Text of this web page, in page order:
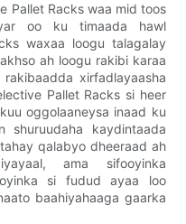
Pallet Racks waa mid toos
oo ku timaada hawl
waxaa loogu talagalay
ah loogu rakibi karaa
xirfadlayaasha
Pallet Racks si heer
oggolaaneysa inaad ku
shuruudaha kaydintaada
qalabyo dheeraad ah
ama sifooyinka
si fudud ayaa loo
baahiyahaaga gaarka